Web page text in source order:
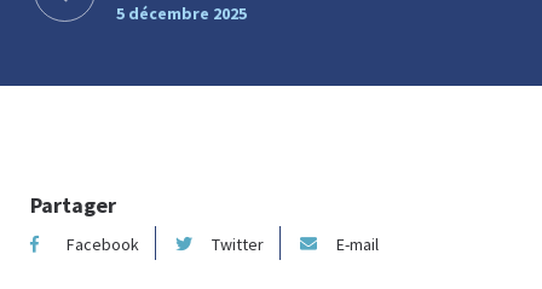
5 décembre 2025
Partager
Facebook Twitter E-mail